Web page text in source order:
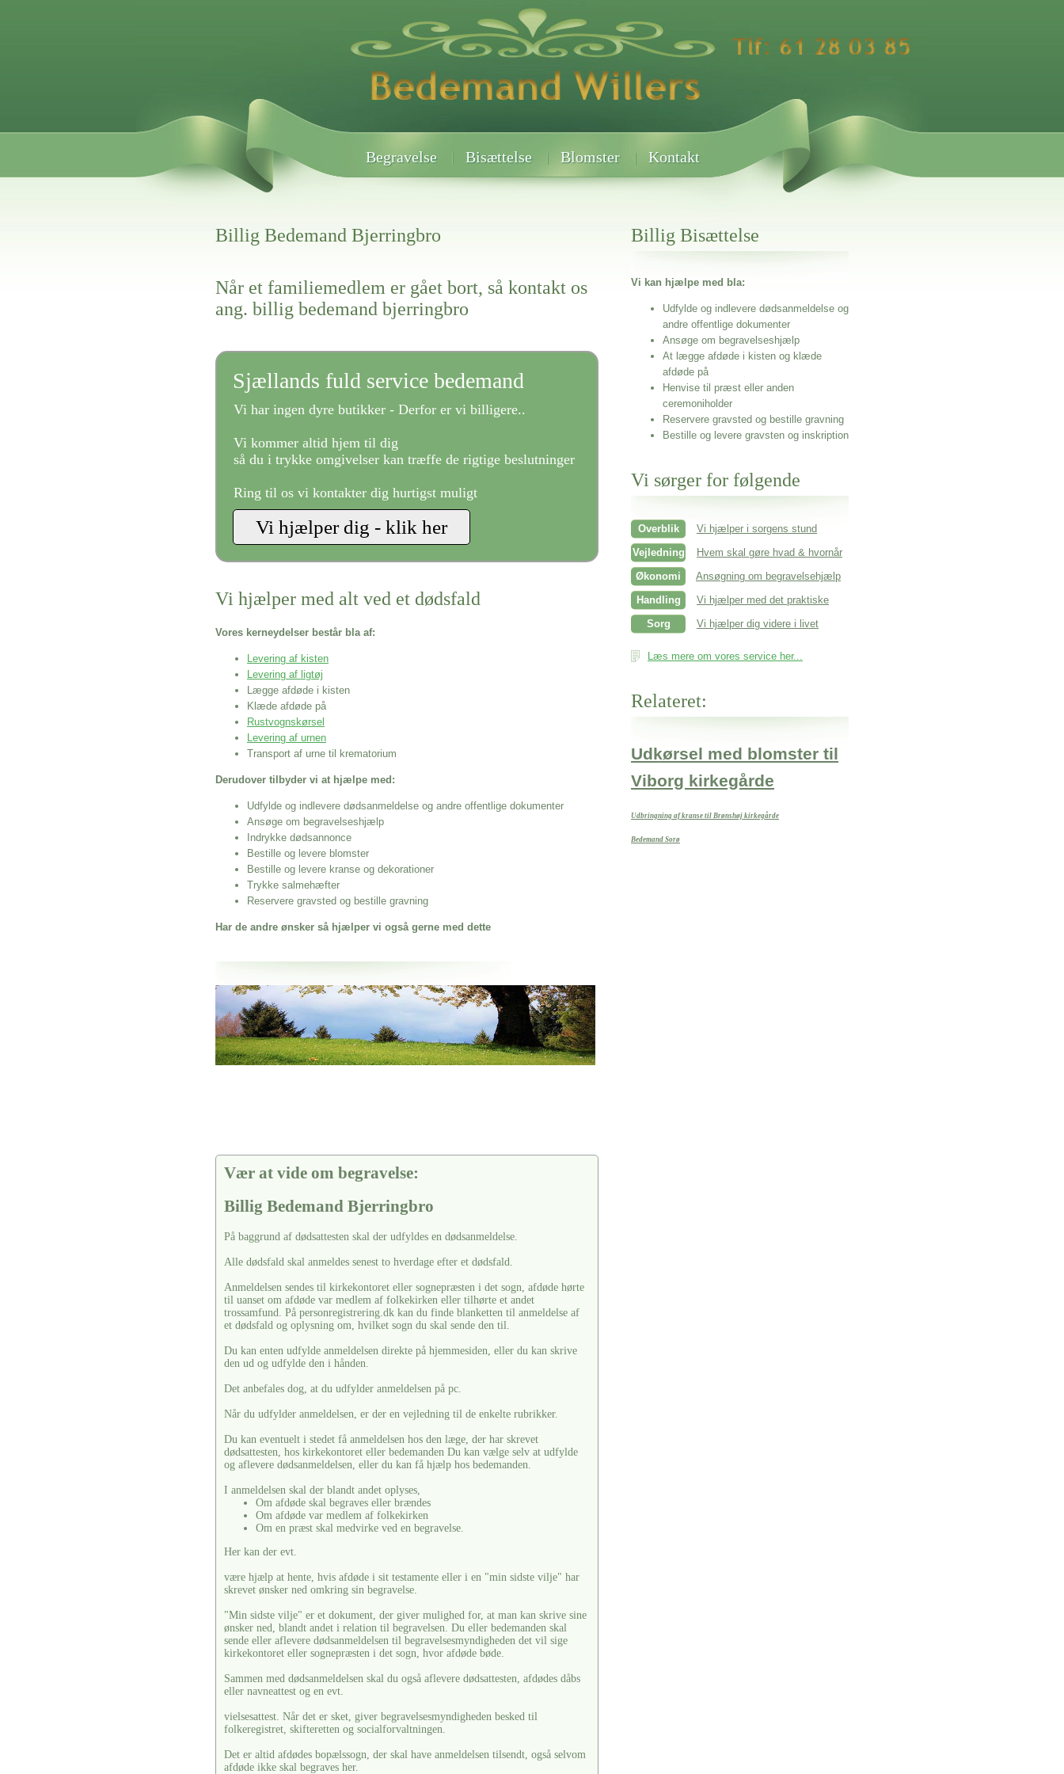
Begravelse Bisættelse Blomster Kontakt
Billig Bedemand Bjerringbro
Når et familiemedlem er gået bort, så kontakt os
ang. billig bedemand bjerringbro
Sjællands fuld service bedemand
Vi har ingen dyre butikker - Derfor er vi billigere..
Vi kommer altid hjem til dig
så du i trykke omgivelser kan træffe de rigtige beslutninger
Ring til os vi kontakter dig hurtigst muligt
Vi hjælper med alt ved et dødsfald
Vores kerneydelser består bla af:
Levering af kisten
Levering af ligtøj
Lægge afdøde i kisten
Klæde afdøde på
Rustvognskørsel
Levering af urnen
Transport af urne til krematorium
Derudover tilbyder vi at hjælpe med:
Udfylde og indlevere dødsanmeldelse og andre offentlige dokumenter
Ansøge om begravelseshjælp
Indrykke dødsannonce
Bestille og levere blomster
Bestille og levere kranse og dekorationer
Trykke salmehæfter
Reservere gravsted og bestille gravning
Har de andre ønsker så hjælper vi også gerne med dette
Her hos os får du altid en god afslutning når det gælder
Billig Bedemand Bjerringbro
vi hjælper i alle faser af begravelsel
Vær at vide om begravelse:
Billig Bedemand Bjerringbro
På baggrund af dødsattesten skal der udfyldes en dødsanmeldelse.
Alle dødsfald skal anmeldes senest to hverdage efter et dødsfald.
Anmeldelsen sendes til kirkekontoret eller sognepræsten i det sogn, afdøde hørte
til uanset om afdøde var medlem af folkekirken eller tilhørte et andet
trossamfund. På personregistrering.dk kan du finde blanketten til anmeldelse af
et dødsfald og oplysning om, hvilket sogn du skal sende den til.
Du kan enten udfylde anmeldelsen direkte på hjemmesiden, eller du kan skrive
den ud og udfylde den i hånden.
Det anbefales dog, at du udfylder anmeldelsen på pc.
Når du udfylder anmeldelsen, er der en vejledning til de enkelte rubrikker.
Du kan eventuelt i stedet få anmeldelsen hos den læge, der har skrevet
dødsattesten, hos kirkekontoret eller bedemanden Du kan vælge selv at udfylde
og aflevere dødsanmeldelsen, eller du kan få hjælp hos bedemanden.
I anmeldelsen skal der blandt andet oplyses,
Om afdøde skal begraves eller brændes
Om afdøde var medlem af folkekirken
Om en præst skal medvirke ved en begravelse.
Her kan der evt.
være hjælp at hente, hvis afdøde i sit testamente eller i en "min sidste vilje" har
skrevet ønsker ned omkring sin begravelse.
"Min sidste vilje" er et dokument, der giver mulighed for, at man kan skrive sine
ønsker ned, blandt andet i relation til begravelsen. Du eller bedemanden skal
sende eller aflevere dødsanmeldelsen til begravelsesmyndigheden det vil sige
kirkekontoret eller sognepræsten i det sogn, hvor afdøde bøde.
Sammen med dødsanmeldelsen skal du også aflevere dødsattesten, afdødes dåbs
eller navneattest og en evt.
vielsesattest. Når det er sket, giver begravelsesmyndigheden besked til
folkeregistret, skifteretten og socialforvaltningen.
Det er altid afdødes bopælssogn, der skal have anmeldelsen tilsendt, også selvom
afdøde ikke skal begraves her.
Billig Bisættelse
Vi kan hjælpe med bla:
Udfylde og indlevere dødsanmeldelse og
andre offentlige dokumenter
Ansøge om begravelseshjælp
At lægge afdøde i kisten og klæde
afdøde på
Henvise til præst eller anden
ceremoniholder
Reservere gravsted og bestille gravning
Bestille og levere gravsten og inskription
Vi sørger for følgende
Overblik
Vi hjælper i sorgens stund
Vejledning
Hvem skal gøre hvad & hvornår
Økonomi
Ansøgning om begravelsehjælp
Handling
Vi hjælper med det praktiske
Sorg
Vi hjælper dig videre i livet
Læs mere om vores service her...
Relateret:
Udkørsel med blomster til
Viborg kirkegårde
Udbringning af kranse til Brønshøj kirkegårde
Bedemand Sorø